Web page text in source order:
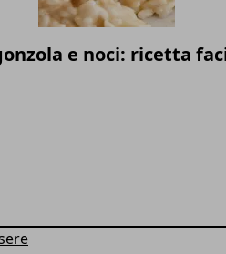
e noci: ricetta